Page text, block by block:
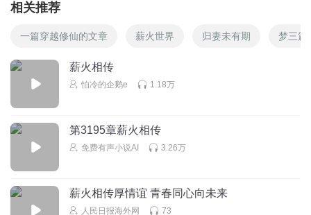
相关推荐
一篇穿越修仙的文章 薪火世界 归妻未有期 梦三篇
薪火相传
怕冷的企鹅e 1.18万
第3195章薪火相传
免费有声小说AI 3.26万
薪火相传厚情谊 青春同心向未来
人民日报海外网 73